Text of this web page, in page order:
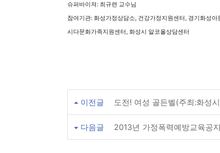
슈퍼바이져: 최규련 교수님
참여기관: 화성가정상담소, 건강가정지원센터, 경기화성
시다문화가족지원센터, 화성시 알코올상담센터
이전글 도전! 여성 골든벨(주최:화성
다음글 2013년 가정폭력예방교육공